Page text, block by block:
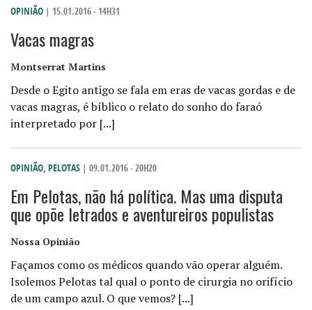
OPINIÃO | 15.01.2016 - 14H31
Vacas magras
Montserrat Martins
Desde o Egito antigo se fala em eras de vacas gordas e de
vacas magras, é bíblico o relato do sonho do faraó
interpretado por [...]
OPINIÃO, PELOTAS | 09.01.2016 - 20H20
Em Pelotas, não há política. Mas uma disputa
que opõe letrados e aventureiros populistas
Nossa Opinião
Façamos como os médicos quando vão operar alguém.
Isolemos Pelotas tal qual o ponto de cirurgia no orifício
de um campo azul. O que vemos? [...]